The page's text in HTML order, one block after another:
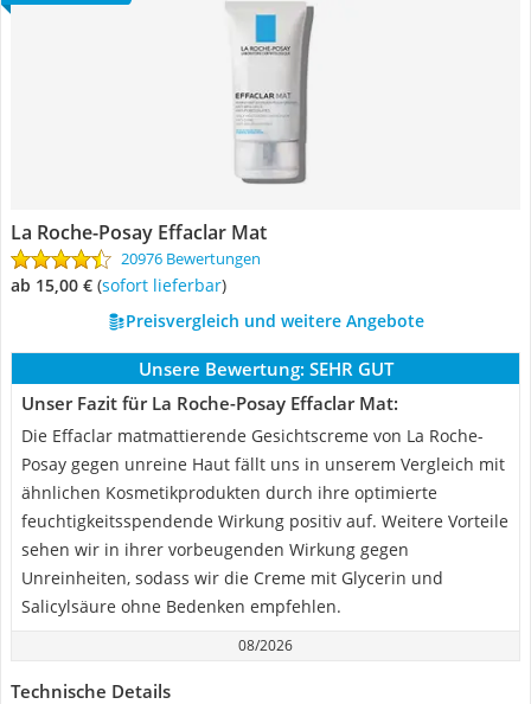
La Roche-Posay Effaclar Mat
20976 Bewertungen
ab 15,00 € ( Sofort lieferbar)
Preisvergleich und weitere Angebote
Unsere Bewertung: SEHR GUT
Unser Fazit für La Roche-Posay Effaclar Mat:
Die Effaclar matmattierende Gesichtscreme von La Roche-
Posay gegen unreine Haut fällt uns in unserem Vergleich mit
ähnlichen Kosmetikprodukten durch ihre optimierte
feuchtigkeitsspendende Wirkung positiv auf. Weitere Vorteile
sehen wir in ihrer vorbeugenden Wirkung gegen
Unreinheiten, sodass wir die Creme mit Glycerin und
Salicylsäure ohne Bedenken empfehlen.
08/2026
Technische Details